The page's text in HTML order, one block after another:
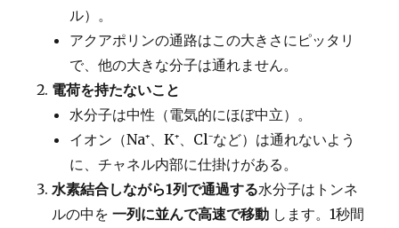
ル）。
アクアポリンの通路はこの大きさにピッタリ
で、他の大きな分子は通れません。
電荷を持たないこと
水分子は中性（電気的にほぼ中立）。
イオン（Na⁺、K⁺、Cl⁻など）は通れないよう
に、チャネル内部に仕掛けがある。
水素結合しながら1列で通過する水分子はトンネ
ルの中を一列に並んで高速で移動 します。1秒間